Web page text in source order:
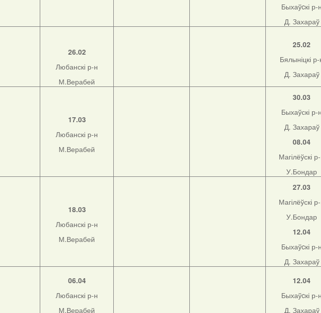
Быхаўcкі р-
Д. Захараў
26.02
Любанскі р-н
М.Верабей
25.02
Бялыніцкі
Д. Захараў
17.03
Любанскі р-н
М.Верабей
30.03
Быхаўскі р-
Д. Захараў
08.04
Магілёўскі
У.Бондар
18.03
Любанскі р-н
М.Верабей
27.03
Магілёўскі
У.Бондар
12.04
Быхаўcкі р-
Д. Захараў
06.04
Любанскі р-н
М.Верабей
12.04
Быхаўcкі р-
Д. Захараў